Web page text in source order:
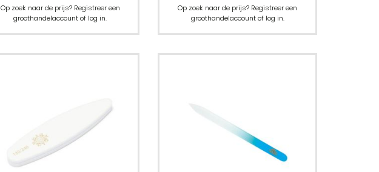
Op zoek naar de prijs? Registreer een
groothandelaccount of log in.
Op zoek naar de prijs? Registreer een
groothandelaccount of log in.